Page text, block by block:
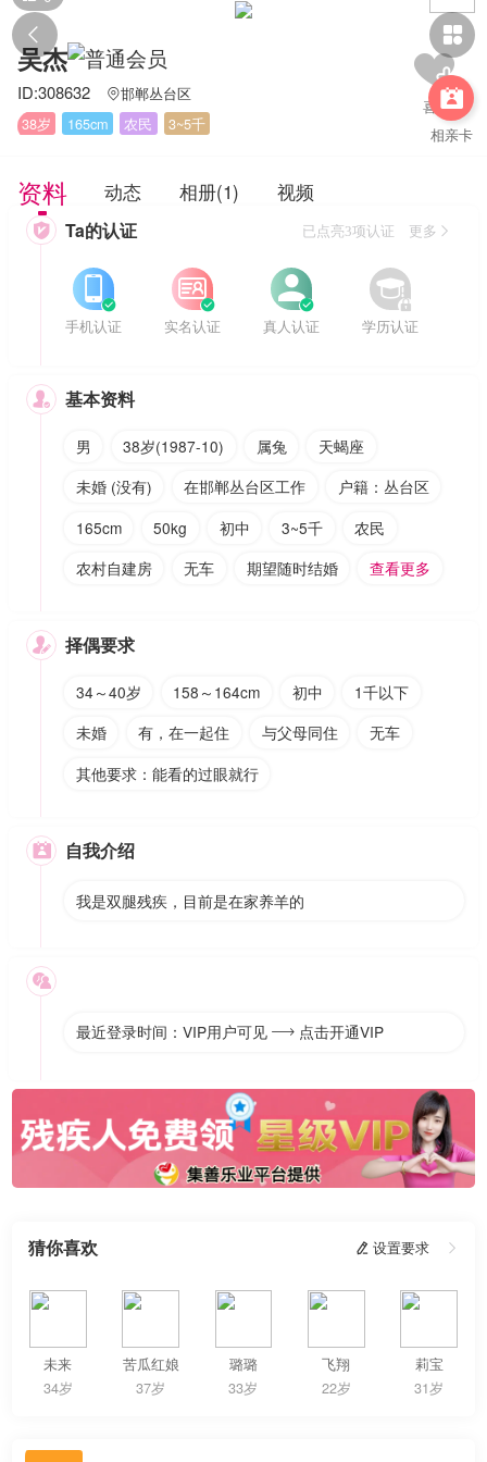
 

相亲卡
吴杰
ID:308632 邯郸丛台区
38岁
165cm 农民 3~5千
资料 动态 相册(1) 视频
 Ta的认证 已点亮3项认证 更多


手机认证


实名认证


真人认证


学历认证
 基本资料
男 38岁(1987-10) 属兔
天蝎座
未婚 (没有)
在邯郸丛台区工作
户籍：丛台区
165cm
50kg 初中 3~5千
农民
农村自建房
无车 期望随时结婚 查看更多
 择偶要求
34～40岁 158～164cm 初中
1千以下
未婚
有，在一起住 与父母同住
无车
其他要求：能看的过眼就行
 自我介绍
我是双腿残疾，目前是在家养羊的

最近登录时间：VIP用户可见  点击开通VIP
猜你喜欢  设置要求 
未来
34岁
苦瓜红娘
37岁
璐璐
33岁
飞翔
22岁
莉宝
31岁